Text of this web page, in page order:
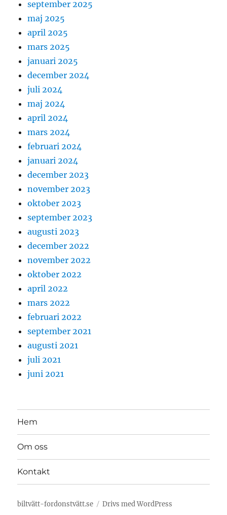
september 2025
maj 2025
april 2025
mars 2025
januari 2025
december 2024
juli 2024
maj 2024
april 2024
mars 2024
februari 2024
januari 2024
december 2023
november 2023
oktober 2023
september 2023
augusti 2023
december 2022
november 2022
oktober 2022
april 2022
mars 2022
februari 2022
september 2021
augusti 2021
juli 2021
juni 2021
Hem
Om oss
Kontakt
biltvätt-fordonstvätt.se Drivs med WordPress